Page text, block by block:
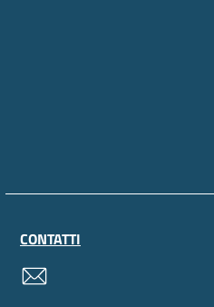
CONTATTI